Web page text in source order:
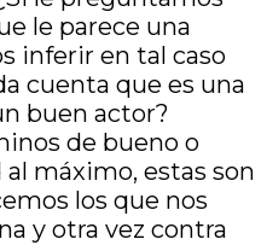
le parece una
inferir en tal caso
cuenta que es una
buen actor?
de bueno o
máximo, estas son
los que nos
y otra vez contra